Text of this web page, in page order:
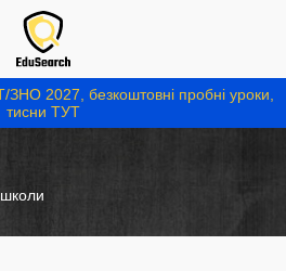
2027, безкоштовні пробні уроки,
тисни ТУТ